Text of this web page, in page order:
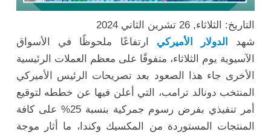
التاريخ: الثلاثاء, 26 تشرين الثاني 2024
شهد
الدولار الأميركي ارتفاعًا ملحوظًا في الأسواق
الآسيوية يوم الثلاثاء، متفوقًا على معظم العملات الرئيسية
الأخرى جاء هذا الصعود بعد تصريحات الرئيس الأميركي
المنتخب دونالد ترامب، التي أعلن فيها عن خططه لتوقيع
أمر تنفيذي بفرض رسوم جمركية بنسبة 25% على كافة
المنتجات المستوردة من المكسيك وكندا، ما أثار موجة